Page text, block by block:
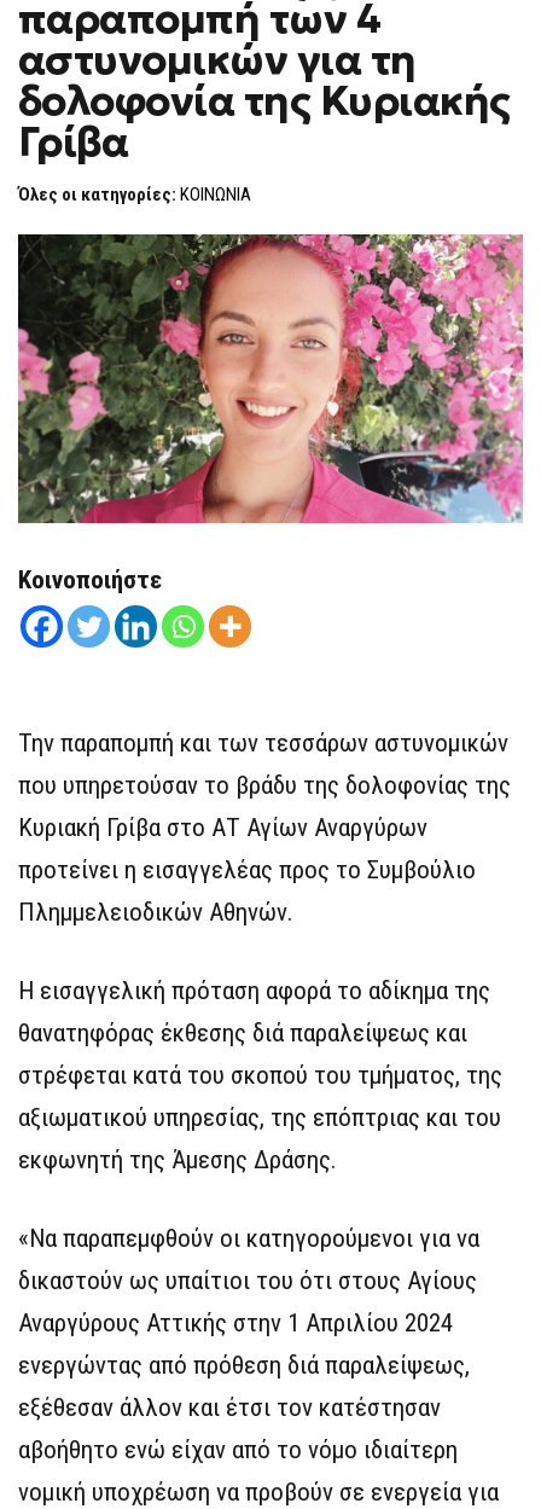
ΤΗΝ
ΠΑΡΑΠΟΜΠΉ
ΤΩΝ
4
ΑΣΤΥΝΟΜΙΚΏΝ
ΓΙΑ
ΚΥΡΙΑΚΉΣ
ΓΡΊΒΑ
παραπομπή των 4
αστυνομικών για τη
δολοφονία της Κυριακής
Γρίβα
Όλες οι κατηγορίες: ΚΟΙΝΩΝΙΑ
Κοινοποιήστε
Την παραπομπή και των τεσσάρων αστυνομικών
που υπηρετούσαν το βράδυ της δολοφονίας της
Κυριακή Γρίβα στο ΑΤ Αγίων Αναργύρων
προτείνει η εισαγγελέας προς το Συμβούλιο
Πλημμελειοδικών Αθηνών.
Η εισαγγελική πρόταση αφορά το αδίκημα της
θανατηφόρας έκθεσης διά παραλείψεως και
στρέφεται κατά του σκοπού του τμήματος, της
αξιωματικού υπηρεσίας, της επόπτριας και του
εκφωνητή της Άμεσης Δράσης.
«Να παραπεμφθούν οι κατηγορούμενοι για να
δικαστούν ως υπαίτιοι του ότι στους Αγίους
Αναργύρους Αττικής στην 1 Απριλίου 2024
ενεργώντας από πρόθεση διά παραλείψεως,
εξέθεσαν άλλον και έτσι τον κατέστησαν
αβοήθητο ενώ είχαν από το νόμο ιδιαίτερη
νομική υποχρέωση να προβούν σε ενεργεία για